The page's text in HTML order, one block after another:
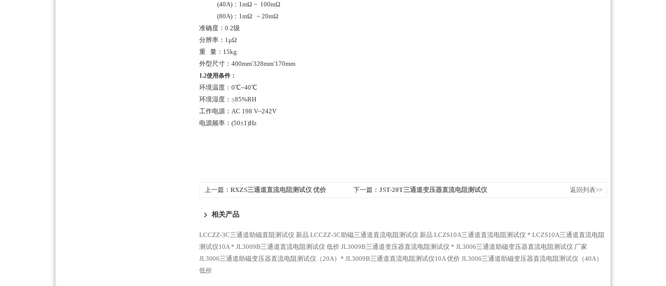
(40A)：1mΩ ~ 100mΩ
(80A)：1mΩ ~ 20mΩ
准确度：0.2级
分辨率：1μΩ
重 量：15kg
外型尺寸：400mm′328mm′170mm
1.2使用条件：
环境温度：0℃~40℃
环境湿度：≤85%RH
工作电源：AC 198 V~242V
电源频率：(50±1)Hz
上一篇： RXZS三通道直流电阻测试仪 优价 下一篇： JST-20T三通道变压器直流电阻测试仪
返回列表>>
相关产品
LCCZZ-3C三通道助磁直阻测试仪 新品 LCCZZ-3C助磁三通道直流电阻测试仪 新品 LCZS10A三通道直流电阻测试仪 * LCZS10A三通道直流电阻
测试仪10A * JL3009B三通道直流电阻测试仪 低价 JL3009B三通道变压器直流电阻测试仪 * JL3006三通道助磁变压器直流电阻测试仪 厂家
JL3006三通道助磁变压器直流电阻测试仪（20A）* JL3009B三通道直流电阻测试仪10A 优价 JL3006三通道助磁变压器直流电阻测试仪（40A）
低价